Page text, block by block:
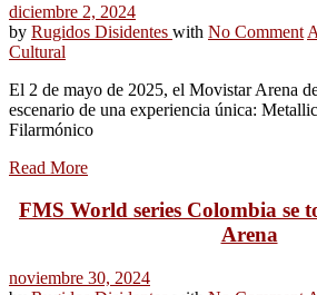
diciembre 2, 2024
by Rugidos Disidentes with No Comment
Cultural
El 2 de mayo de 2025, el Movistar Arena
escenario de una experiencia única:
Filarmónico
Read More
FMS World series Colombia se
Arena
noviembre 30, 2024